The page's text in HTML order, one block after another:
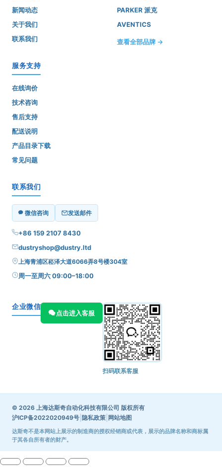
新闻动态
关于我们
联系我们
PARKER 派克
AVENTICS
查看全部品牌 →
服务支持
在线询价
技术咨询
售后支持
配送说明
产品目录下载
常见问题
联系我们
微信咨询 发送邮件
+86 159 2107 8430
dustryshop@dustry.ltd
上海青浦区崧泽大道6066弄8号楼304室
周一至周六 09:00–18:00
企业微信
点击进入客服
扫码联系客服
© 2026 上海达斯奇自动化科技有限公司 版权所有
沪ICP备2022020949号 隐私政策 网站地图
达斯奇不是本网站上展示的制造商的授权经销商或代表，展示的品牌名称和商标属
于其各自所有者的财产。